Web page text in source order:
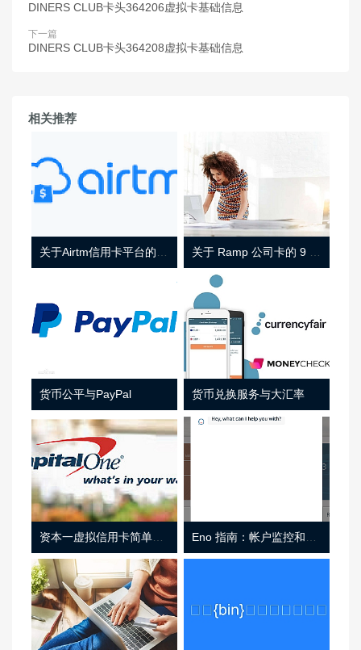
DINERS CLUB卡头364206虚拟卡基础信息
下一篇
DINERS CLUB卡头364208虚拟卡基础信息
相关推荐
货币公平与PayPal 货币兑换服务与大汇率
资本一虚拟信用卡简单介绍